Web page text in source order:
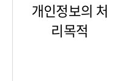
개인정보의 처
리목적